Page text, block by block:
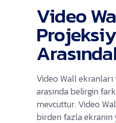
Video
Video Wall
arasında belirgin
mevcuttur. Video
birden fazla